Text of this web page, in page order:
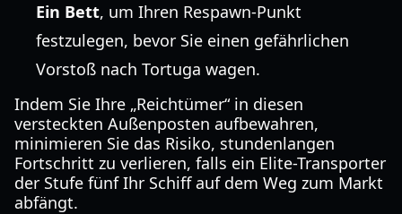
Ein Bett, um Ihren Respawn-Punkt
festzulegen, bevor Sie einen gefährlichen
Vorstoß nach Tortuga wagen.
Indem Sie Ihre „Reichtümer“ in diesen
versteckten Außenposten aufbewahren,
minimieren Sie das Risiko, stundenlangen
Fortschritt zu verlieren, falls ein Elite-Transporter
der Stufe fünf Ihr Schiff auf dem Weg zum Markt
abfängt.